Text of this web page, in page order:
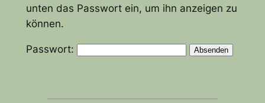
unten das Passwort ein, um ihn anzeigen zu
können.
Passwort: